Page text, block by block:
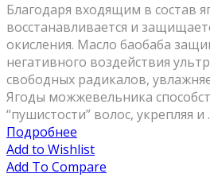
Благодаря входящим в состав
восстанавливается и
окисления. Масло баобаба
негативного воздействия
свободных радикалов,
Ягоды можжевельника
“пушистости” волос, укрепляя и
Подробнее
Add to Wishlist
Add To Compare